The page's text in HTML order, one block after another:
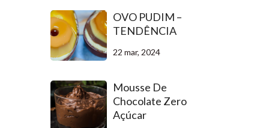
OVO PUDIM –
TENDÊNCIA
22 mar, 2024
Mousse De
Chocolate Zero
Açúcar